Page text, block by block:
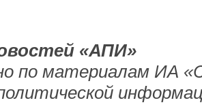
«АПИ»
по материалам ИА